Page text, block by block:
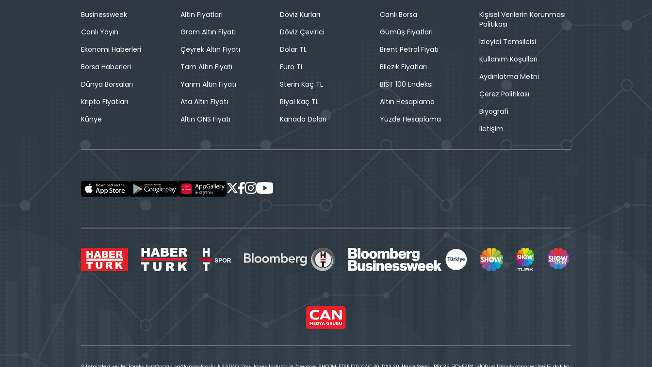
Businessweek
Canlı Yayın
Ekonomi Haberleri
Borsa Haberleri
Dünya Borsaları
Kripto Fiyatları
Künye
Altın Fiyatları
Gram Altın Fiyatı
Çeyrek Altın Fiyatı
Tam Altın Fiyatı
Yarım Altın Fiyatı
Ata Altın Fiyatı
Altın ONS Fiyatı
Döviz Kurları
Döviz Çevirici
Dolar TL
Euro TL
Sterin Kaç TL
Riyal Kaç TL
Kanada Doları
Canlı Borsa
Gümüş Fiyatları
Brent Petrol Fiyatı
Bilezik Fiyatları
BIST 100 Endeksi
Altın Hesaplama
Yüzde Hesaplama
Kişisel Verilerin Korunması
Politikası
İzleyici Temsilcisi
Kullanım Koşulları
Aydınlatma Metni
Çerez Politikası
Biyografi
İletişim